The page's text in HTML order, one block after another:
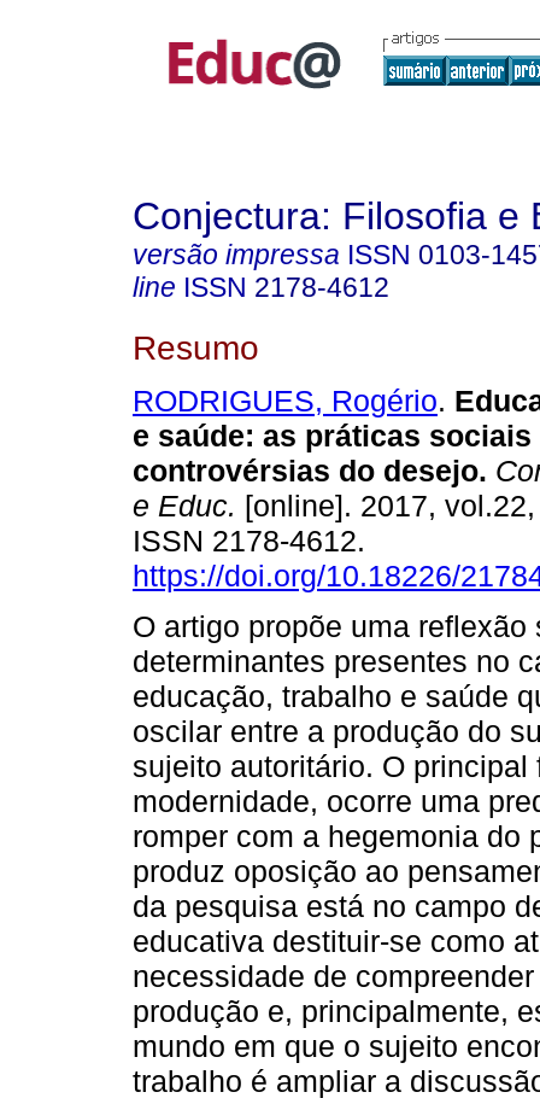
Conjectura: Filosofia e
versão impressa ISSN 0103-
line ISSN 2178-4612
Resumo
RODRIGUES, Rogério.
e saúde: as práticas sociais
controvérsias do desejo.
e Educ. [online]. 2017,
ISSN 2178-4612.
https://doi.org/10.18226/
O artigo propõe uma reflexão
determinantes presentes no
educação, trabalho e saúde
oscilar entre a produção do
sujeito autoritário. O
modernidade, ocorre uma
romper com a hegemonia do
produz oposição ao
da pesquisa está no campo
educativa destituir-se como
necessidade de
produção e, principalmente,
mundo em que o sujeito
trabalho é ampliar a